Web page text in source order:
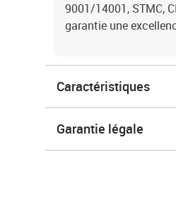
9001/14001, STMC,
garantie une
Caractéristiques
Garantie légale